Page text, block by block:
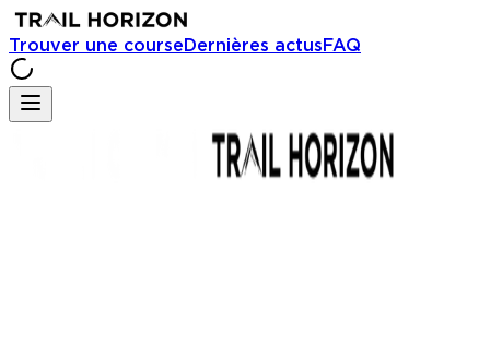
Trouver une courseDernières actusFAQ